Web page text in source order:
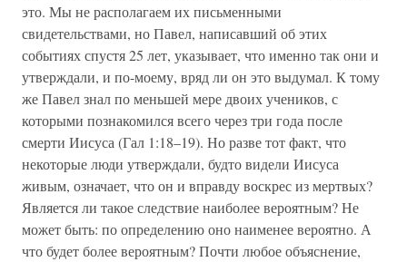
это. Мы не располагаем их письменными
свидетельствами, но Павел, написавший об этих
событиях спустя 25 лет, указывает, что именно так они и
утверждали, и по-моему, вряд ли он это выдумал. К тому
же Павел знал по меньшей мере двоих учеников, с
которыми познакомился всего через три года после
смерти Иисуса (Гал 1:18–19). Но разве тот факт, что
некоторые люди утверждали, будто видели Иисуса
живым, означает, что он и вправду воскрес из мертвых?
Является ли такое следствие наиболее вероятным? Не
может быть: по определению оно наименее вероятно. А
что будет более вероятным? Почти любое объяснение,